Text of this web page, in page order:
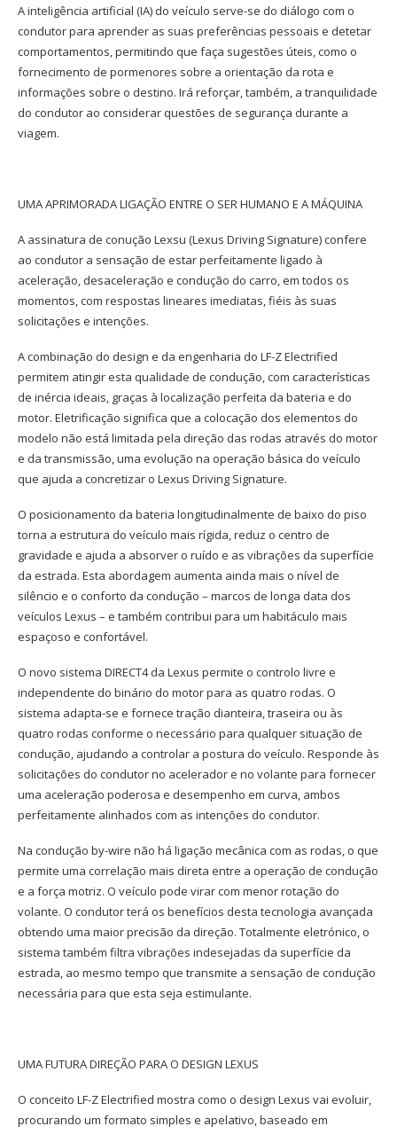
A inteligência artificial (IA) do veículo serve-se do diálogo com o
condutor para aprender as suas preferências pessoais e detetar
comportamentos, permitindo que faça sugestões úteis, como o
fornecimento de pormenores sobre a orientação da rota e
informações sobre o destino. Irá reforçar, também, a tranquilidade
do condutor ao considerar questões de segurança durante a
viagem.
UMA APRIMORADA LIGAÇÃO ENTRE O SER HUMANO E A MÁQUINA
A assinatura de conução Lexsu (Lexus Driving Signature) confere
ao condutor a sensação de estar perfeitamente ligado à
aceleração, desaceleração e condução do carro, em todos os
momentos, com respostas lineares imediatas, fiéis às suas
solicitações e intenções.
A combinação do design e da engenharia do LF-Z Electrified
permitem atingir esta qualidade de condução, com características
de inércia ideais, graças à localização perfeita da bateria e do
motor. Eletrificação significa que a colocação dos elementos do
modelo não está limitada pela direção das rodas através do motor
e da transmissão, uma evolução na operação básica do veículo
que ajuda a concretizar o Lexus Driving Signature.
O posicionamento da bateria longitudinalmente de baixo do piso
torna a estrutura do veículo mais rígida, reduz o centro de
gravidade e ajuda a absorver o ruído e as vibrações da superfície
da estrada. Esta abordagem aumenta ainda mais o nível de
silêncio e o conforto da condução – marcos de longa data dos
veículos Lexus – e também contribui para um habitáculo mais
espaçoso e confortável.
O novo sistema DIRECT4 da Lexus permite o controlo livre e
independente do binário do motor para as quatro rodas. O
sistema adapta-se e fornece tração dianteira, traseira ou às
quatro rodas conforme o necessário para qualquer situação de
condução, ajudando a controlar a postura do veículo. Responde às
solicitações do condutor no acelerador e no volante para fornecer
uma aceleração poderosa e desempenho em curva, ambos
perfeitamente alinhados com as intenções do condutor.
Na condução by-wire não há ligação mecânica com as rodas, o que
permite uma correlação mais direta entre a operação de condução
e a força motriz. O veículo pode virar com menor rotação do
volante. O condutor terá os benefícios desta tecnologia avançada
obtendo uma maior precisão da direção. Totalmente eletrónico, o
sistema também filtra vibrações indesejadas da superfície da
estrada, ao mesmo tempo que transmite a sensação de condução
necessária para que esta seja estimulante.
UMA FUTURA DIREÇÃO PARA O DESIGN LEXUS
O conceito LF-Z Electrified mostra como o design Lexus vai evoluir,
procurando um formato simples e apelativo, baseado em